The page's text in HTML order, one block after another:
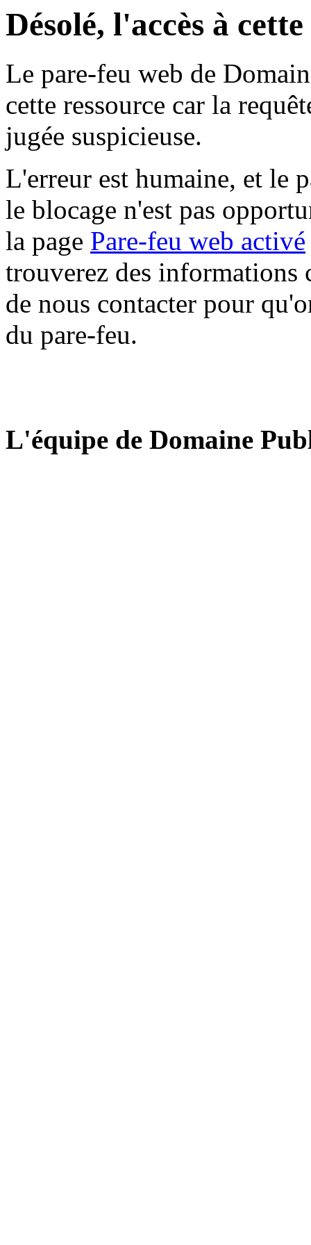
Désolé, l'accès à
Le pare-feu web de
cette ressource car la
jugée suspicieuse.
L'erreur est humaine, et le
le blocage n'est pas
la page Pare-feu web activé
trouverez des informations
de nous contacter pour
du pare-feu.
L'équipe de Domaine